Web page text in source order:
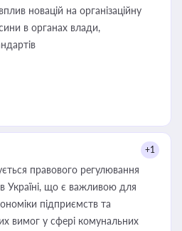
новацій на організаційну
в органах влади,
+1
правового регулювання
Україні, що є важливою для
підприємств та
вимог у сфері комунальних